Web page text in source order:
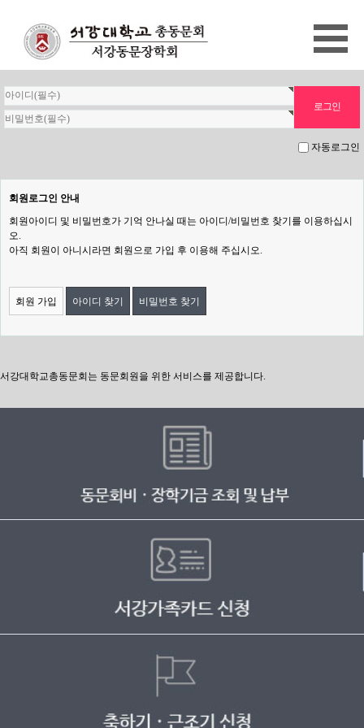
자동로그인
회원로그인 안내
회원아이디 및 비밀번호가 기억 안나실 때는 아이디/비밀번호 찾기를 이용하십시
오.
아직 회원이 아니시라면 회원으로 가입 후 이용해 주십시오.
회원 가입 아이디 찾기 비밀번호 찾기
서강대학교총동문회는 동문회원을 위한 서비스를 제공합니다.